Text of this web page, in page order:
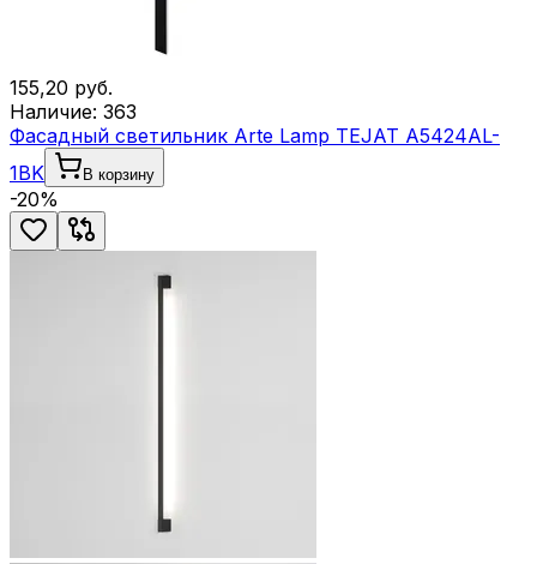
155,20 руб.
Наличие: 363
Фасадный светильник Arte Lamp TEJAT A5424AL-
1BK
В корзину
-20%